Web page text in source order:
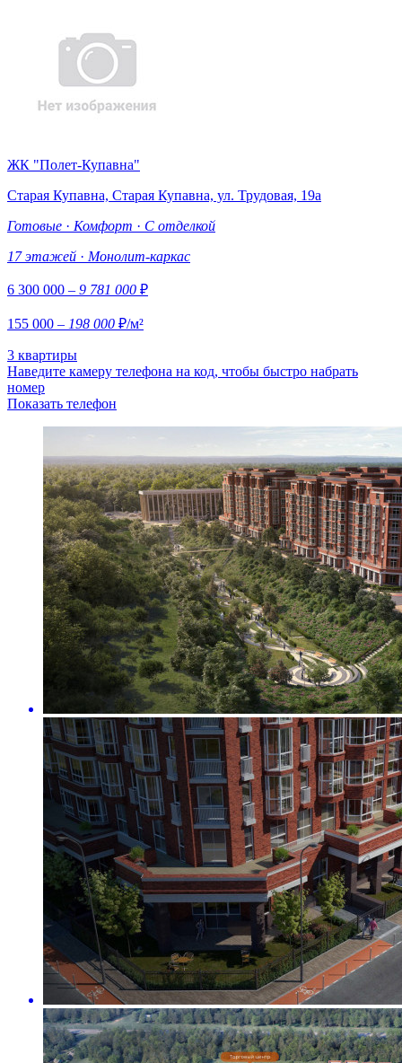
ЖК "Полет-Купавна"
Старая Купавна, Старая Купавна, ул. Трудовая, 19а
Готовые · Комфорт · С отделкой
17 этажей · Монолит-каркас
6 300 000 – 9 781 000 ₽
155 000 – 198 000 ₽/м²
3 квартиры
Наведите камеру телефона на код, чтобы быстро набрать
номер
Показать телефон